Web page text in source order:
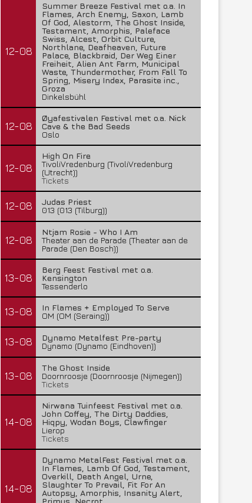
Lunatic Soul – Transition II
29 juli 2026
Boneripper – Radiant In
12-08
Summer Breeze Festival met o.a. In
Flames, Arch Enemy, Saxon, Lamb
Of God, Alestorm, The Ghost Inside,
Testament, Amorphis, Paleface
Swiss, Alcest, Orbit Culture,
Northlane, Deafheaven, Future
Palace, Blackbraid, Der Weg Einer
Freiheit, Alien Ant Farm, Municipal
Waste, Thundermother, From Fall To
Spring, Misery Index, Parasite inc.,
Groza
Dinkelsbühl
12-08
Øyafestivalen Festival met o.a. Nick
Cave & the Bad Seeds
Oslo
12-08
High On Fire
TivoliVredenburg (TivoliVredenburg
(Utrecht))
Tickets
12-08
Judas Priest
013 (013 (Tilburg))
12-08
Ntjam Rosie - Who I Am
Theater aan de Parade (Theater aan de
Parade (Den Bosch))
13-08
Berg Feest Festival met o.a.
Kensington
Tessenderlo
13-08
In Flames + Employed To Serve
OM (OM (Seraing))
13-08
Dynamo Metalfest Pre-party
Dynamo (Dynamo (Eindhoven))
13-08
The Ghost Inside
Doornroosje (Doornroosje (Nijmegen))
Tickets
14-08
Nirwana Tuinfeest Festival met o.a.
John Coffey, The Dirty Daddies,
Hiqpy, Wodan Boys, Clawfinger
Lierop
Tickets
14-08
Dynamo MetalFest Festival met o.a.
In Flames, Lamb Of God, Testament,
Overkill, Death Angel, Urne,
Slaughter To Prevail, Fit For An
Autopsy, Amorphis, Insanity Alert,
Primus, Necrot